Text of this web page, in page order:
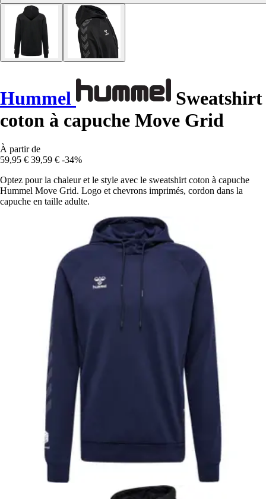
Hummel
Sweatshirt
coton à capuche Move Grid
À partir de
59,95 € 39,59 € -34%
Optez pour la chaleur et le style avec le sweatshirt coton à capuche
Hummel Move Grid. Logo et chevrons imprimés, cordon dans la
capuche en taille adulte.